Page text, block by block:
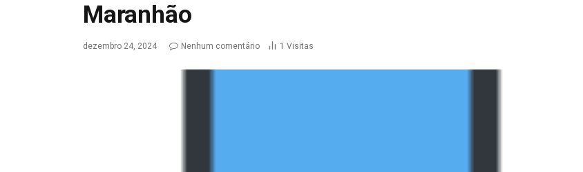
Maranhão
dezembro 24, 2024 Nenhum comentário 1 Visitas